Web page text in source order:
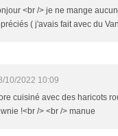
<br /> je ne mange
( j'avais fait avec du
10/2022 10:09
cuisiné avec des haricots
!<br /> <br /> manue